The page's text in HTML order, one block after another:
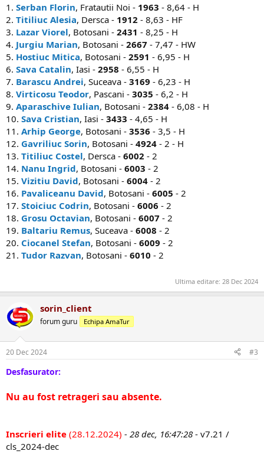
1. Serban Florin, Fratautii Noi - 1963 - 8,64 - H
2. Titiliuc Alesia, Dersca - 1912 - 8,63 - HF
3. Lazar Viorel, Botosani - 2431 - 8,25 - H
4. Jurgiu Marian, Botosani - 2667 - 7,47 - HW
5. Hostiuc Mitica, Botosani - 2591 - 6,95 - H
6. Sava Catalin, Iasi - 2958 - 6,55 - H
7. Barascu Andrei, Suceava - 3169 - 6,23 - H
8. Virticosu Teodor, Pascani - 3035 - 6,2 - H
9. Aparaschive Iulian, Botosani - 2384 - 6,08 - H
10. Sava Cristian, Iasi - 3433 - 4,65 - H
11. Arhip George, Botosani - 3536 - 3,5 - H
12. Gavriliuc Sorin, Botosani - 4924 - 2 - H
13. Titiliuc Costel, Dersca - 6002 - 2
14. Nanu Ingrid, Botosani - 6003 - 2
15. Vizitiu David, Botosani - 6004 - 2
16. Pavaliceanu David, Botosani - 6005 - 2
17. Stoiciuc Codrin, Botosani - 6006 - 2
18. Grosu Octavian, Botosani - 6007 - 2
19. Baltariu Remus, Suceava - 6008 - 2
20. Ciocanel Stefan, Botosani - 6009 - 2
21. Tudor Razvan, Botosani - 6010 - 2
Ultima editare: 28 Dec 2024
sorin_client
forum guru Echipa AmaTur
20 Dec 2024 #3
Desfasurator:
Nu au fost retrageri sau absente.
Inscrieri elite (28.12.2024) - 28 dec, 16:47:28 - v7.21 /
cls_2024-dec